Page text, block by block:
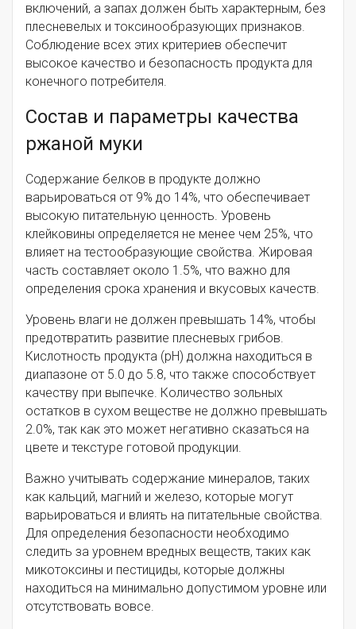
включений, а запах должен быть характерным, без
плесневелых и токсинообразующих признаков.
Соблюдение всех этих критериев обеспечит
высокое качество и безопасность продукта для
конечного потребителя.
Состав и параметры качества
ржаной муки
Содержание белков в продукте должно
варьироваться от 9% до 14%, что обеспечивает
высокую питательную ценность. Уровень
клейковины определяется не менее чем 25%, что
влияет на тестообразующие свойства. Жировая
часть составляет около 1.5%, что важно для
определения срока хранения и вкусовых качеств.
Уровень влаги не должен превышать 14%, чтобы
предотвратить развитие плесневых грибов.
Кислотность продукта (pH) должна находиться в
диапазоне от 5.0 до 5.8, что также способствует
качеству при выпечке. Количество зольных
остатков в сухом веществе не должно превышать
2.0%, так как это может негативно сказаться на
цвете и текстуре готовой продукции.
Важно учитывать содержание минералов, таких
как кальций, магний и железо, которые могут
варьироваться и влиять на питательные свойства.
Для определения безопасности необходимо
следить за уровнем вредных веществ, таких как
микотоксины и пестициды, которые должны
находиться на минимально допустимом уровне или
отсутствовать вовсе.